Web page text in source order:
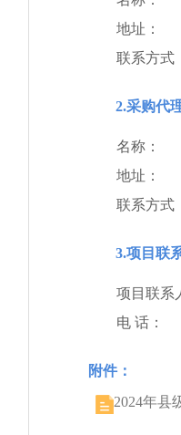
地址：
联系方式
2.采购代
名称：
地址：
联系方式
3.项目联
项目联系
电 话：
附件：
2024年县